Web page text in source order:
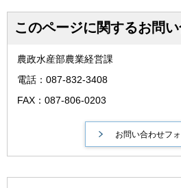
このページに関するお問
農政水産部農業経営課
電話：087-832-3408
FAX：087-806-0203